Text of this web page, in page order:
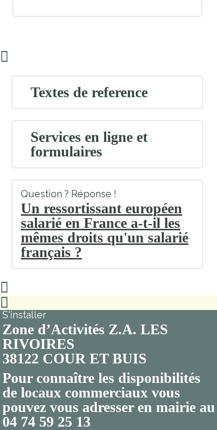
Textes de reference
Services en ligne et
formulaires
Question ? Réponse !
Un ressortissant européen
salarié en France a-t-il les
mêmes droits qu'un salarié
français ?
S'installer
Zone d’Activités Z.A. LES
RIVOIRES
38122 COUR ET BUIS
Pour connaître les disponibilités
de locaux commerciaux vous
pouvez vous adresser en mairie au
04 74 59 25 13